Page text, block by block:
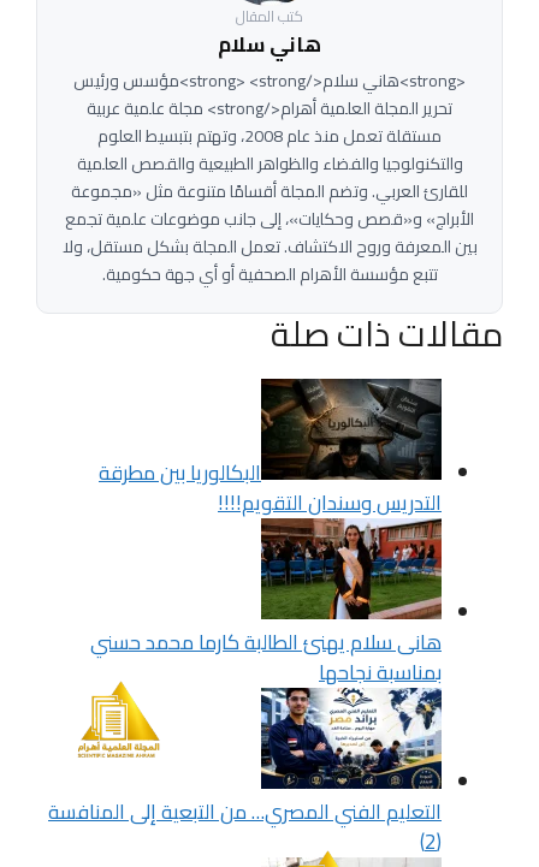
كتب المقال
هاني سلام
<strong>هاني سلام</strong> <strong>مؤسس ورئيس
تحرير المجلة العلمية أهرام</strong> مجلة علمية عربية
مستقلة تعمل منذ عام 2008، وتهتم بتبسيط العلوم
والتكنولوجيا والفضاء والظواهر الطبيعية والقصص العلمية
للقارئ العربي. وتضم المجلة أقسامًا متنوعة مثل «مجموعة
الأبراج» و«قصص وحكايات»، إلى جانب موضوعات علمية تجمع
بين المعرفة وروح الاكتشاف. تعمل المجلة بشكل مستقل، ولا
تتبع مؤسسة الأهرام الصحفية أو أي جهة حكومية.
مقالات ذات صلة
البكالوريا بين مطرقة
التدريس وسندان التقويم!!!!
هانى سلام يهنئ الطالبة كارما محمد حسني
بمناسبة نجاحها
التعليم الفني المصري… من التبعية إلى المنافسة
(2)